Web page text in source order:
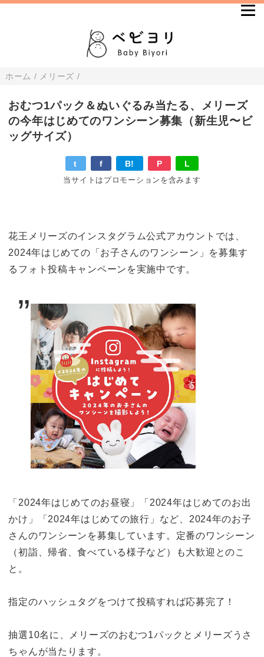
ホーム / メリーズ /
おむつ1パック＆ぬいぐるみ当たる、メリーズ
の今年はじめてのワンシーン募集（新生児〜ビ
ッグサイズ）
t f B! P L
当サイトはプロモーションを含みます
花王メリーズのインスタグラム公式アカウントでは、
2024年はじめての「お子さんのワンシーン」を募集す
るフォト投稿キャンペーンを実施中です。
「2024年はじめてのお昼寝」「2024年はじめてのお出
かけ」「2024年はじめての旅行」など、2024年のお子
さんのワンシーンを募集しています。定番のワンシーン
（初詣、帰省、食べている様子など）も大歓迎とのこ
と。
指定のハッシュタグをつけて投稿すれば応募完了！
抽選10名に、メリーズのおむつ1パックとメリーズうさ
ちゃんが当たります。